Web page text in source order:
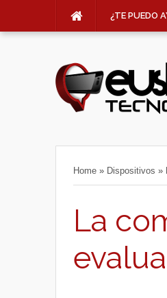
¿TE PUEDO
Home » Dispositivos »
La